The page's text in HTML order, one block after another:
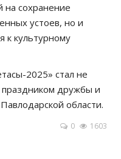
на сохранение
устоев, но и
к культурному
2025» стал не
праздником дружбы и
области.
0 1603